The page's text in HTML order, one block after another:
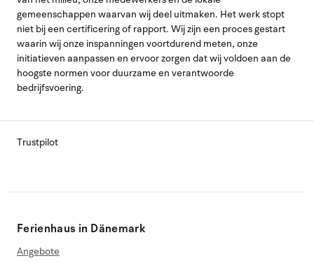
gemeenschappen waarvan wij deel uitmaken. Het werk stopt
niet bij een certificering of rapport. Wij zijn een proces gestart
waarin wij onze inspanningen voortdurend meten, onze
initiatieven aanpassen en ervoor zorgen dat wij voldoen aan de
hoogste normen voor duurzame en verantwoorde
bedrijfsvoering.
Trustpilot
Ferienhaus in Dänemark
Angebote